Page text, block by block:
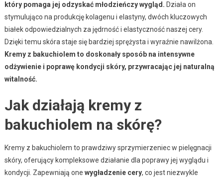
który pomaga jej odzyskać młodzieńczy wygląd. Działa on
stymulująco na produkcję kolagenu i elastyny, dwóch kluczowych
białek odpowiedzialnych za jędrność i elastyczność naszej cery.
Dzięki temu skóra staje się bardziej sprężysta i wyraźnie nawilżona.
Kremy z bakuchiolem to doskonały sposób na intensywne
odżywienie i poprawę kondycji skóry, przywracając jej naturalną
witalność.
Jak działają kremy z
bakuchiolem na skórę?
Kremy z bakuchiolem to prawdziwy sprzymierzeniec w pielęgnacji
skóry, oferujący kompleksowe działanie dla poprawy jej wyglądu i
kondycji. Zapewniają one wygładzenie cery, co jest niezwykle